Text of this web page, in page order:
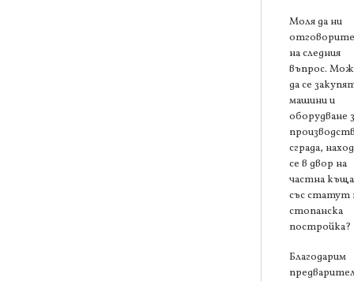
Моля да ни
на следния
въпрос.
да се
машини и
оборудване
сграда,
се в двор на
частна
със статут
стопанска
постройка?
Благодарим